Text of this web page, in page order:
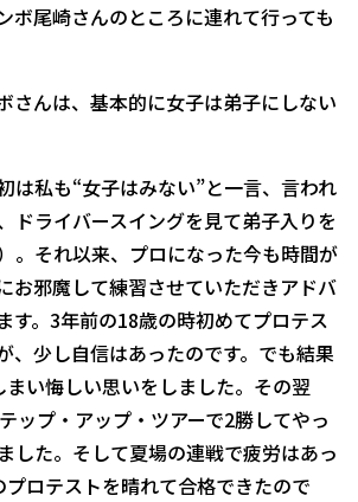
ボ尾崎さんのところに連れて行っても
さんは、基本的に女子は弟子にしない
は私も“女子はみない”と一言、言われ
ドライバースイングを見て弟子入りを
。それ以来、プロになった今も時間が
お邪魔して練習させていただきアドバ
す。3年前の18歳の時初めてプロテス
、少し自信はあったのです。でも結果
い悔しい思いをしました。その翌
ップ・アップ・ツアーで2勝してやっ
した。そして夏場の連戦で疲労はあっ
ロテストを晴れて合格できたので